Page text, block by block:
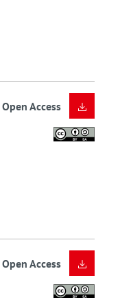
Open Access
Open Access